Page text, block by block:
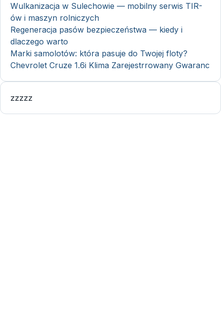
Wulkanizacja w Sulechowie — mobilny serwis TIR-
ów i maszyn rolniczych
Regeneracja pasów bezpieczeństwa — kiedy i
dlaczego warto
Marki samolotów: która pasuje do Twojej floty?
Chevrolet Cruze 1.6i Klima Zarejestrrowany Gwaranc
zzzzz